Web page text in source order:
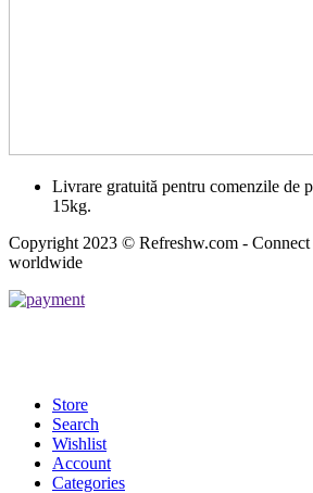
Livrare gratuită pentru comenzile de
15kg.
Copyright 2023 © Refreshw.com - Connect
worldwide
Store
Search
Wishlist
Account
Categories